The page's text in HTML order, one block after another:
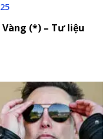
(*) – Tư liệu